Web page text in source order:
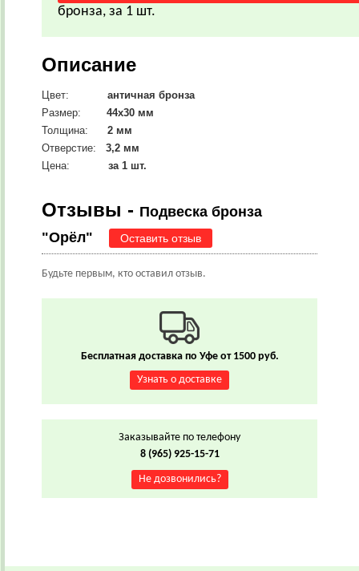
бронза, за 1 шт.
Описание
Цвет:
античная бронза
Размер: 44х30 мм
Толщина: 2 мм
Отверстие:
3,2 мм
Цена:
за 1 шт.
Отзывы - Подвеска бронза
"Орёл"
Оставить отзыв
Будьте первым, кто оставил отзыв.
Бесплатная доставка по Уфе от 1500 руб.
Узнать о доставке
Заказывайте по телефону
8 (965) 925-15-71
Не дозвонились?